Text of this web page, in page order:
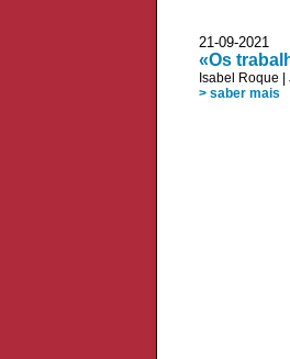
21-09-
«Os
Isabel Roque
> saber mais